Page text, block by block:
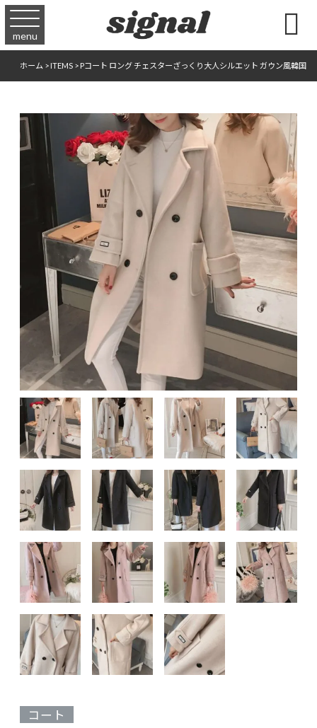
menu 
ホーム>ITEMS>Pコート ロング チェスターざっくり大人シルエット ガウン風韓国
コート